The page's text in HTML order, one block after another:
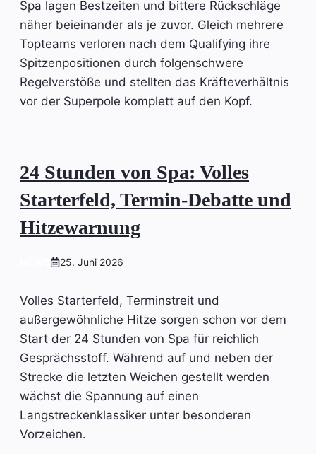
Spa lagen Bestzeiten und bittere Rückschläge
näher beieinander als je zuvor. Gleich mehrere
Topteams verloren nach dem Qualifying ihre
Spitzenpositionen durch folgenschwere
Regelverstöße und stellten das Kräfteverhältnis
vor der Superpole komplett auf den Kopf.
24 Stunden von Spa: Volles
Starterfeld, Termin-Debatte und
Hitzewarnung
25. Juni 2026
Volles Starterfeld, Terminstreit und
außergewöhnliche Hitze sorgen schon vor dem
Start der 24 Stunden von Spa für reichlich
Gesprächsstoff. Während auf und neben der
Strecke die letzten Weichen gestellt werden
wächst die Spannung auf einen
Langstreckenklassiker unter besonderen
Vorzeichen.